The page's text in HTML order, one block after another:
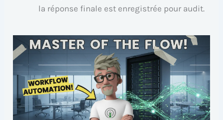
la réponse finale est enregistrée pour audit.